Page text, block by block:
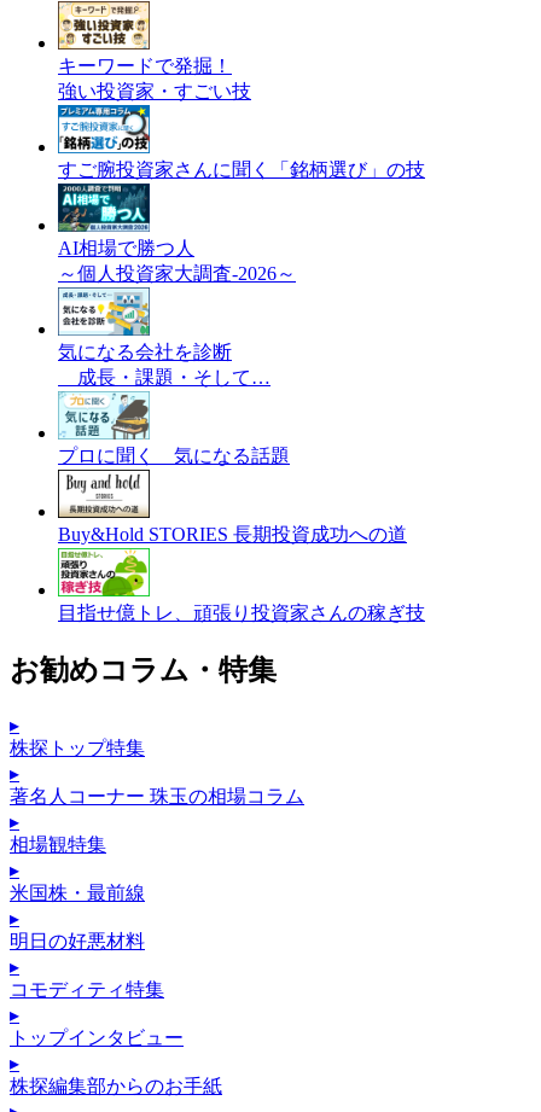
キーワードで発掘！
強い投資家・すごい技
すご腕投資家さんに聞く「銘柄選び」の技
AI相場で勝つ人
～個人投資家大調査-2026～
気になる会社を診断
成長・課題・そして…
プロに聞く 気になる話題
Buy&Hold STORIES 長期投資成功への道
目指せ億トレ、頑張り投資家さんの稼ぎ技
お勧めコラム・特集
▸
株探トップ特集
▸
著名人コーナー 珠玉の相場コラム
▸
相場観特集
▸
米国株・最前線
▸
明日の好悪材料
▸
コモディティ特集
▸
トップインタビュー
▸
株探編集部からのお手紙